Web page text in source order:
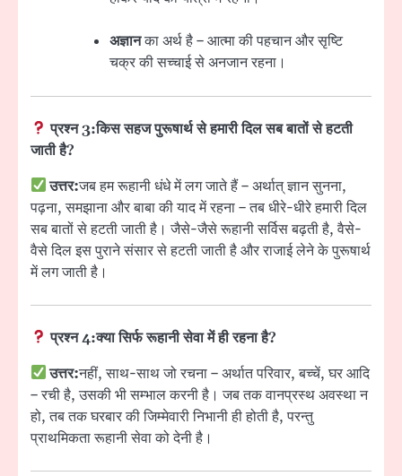
अज्ञानका अर्थ है – आत्मा की पहचान और सृष्टि
चक्र की सच्चाई से अनजान रहना।
प्रश्न 3:किस सहज पुरूषार्थ से हमारी दिल सब बातों से हटती
जाती है?
उत्तर:जब हम रूहानी धंधे में लग जाते हैं – अर्थात् ज्ञान सुनना,
पढ़ना, समझाना और बाबा की याद में रहना – तब धीरे-धीरे हमारी दिल
सब बातों से हटती जाती है। जैसे-जैसे रूहानी सर्विस बढ़ती है, वैसे-
वैसे दिल इस पुराने संसार से हटती जाती है और राजाई लेने के पुरूषार्थ
में लग जाती है।
प्रश्न 4:क्या सिर्फ रूहानी सेवा में ही रहना है?
उत्तर:नहीं, साथ-साथ जो रचना – अर्थात परिवार, बच्चें, घर आदि
– रची है, उसकी भी सम्भाल करनी है। जब तक वानप्रस्थ अवस्था न
हो, तब तक घरबार की जिम्मेवारी निभानी ही होती है, परन्तु
प्राथमिकता रूहानी सेवा को देनी है।